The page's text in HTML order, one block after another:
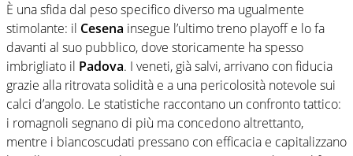
È una sfida dal peso specifico diverso ma ugualmente
stimolante: il Cesena insegue l’ultimo treno playoff e lo fa
davanti al suo pubblico, dove storicamente ha spesso
imbrigliato il Padova. I veneti, già salvi, arrivano con fiducia
grazie alla ritrovata solidità e a una pericolosità notevole sui
calci d’angolo. Le statistiche raccontano un confronto tattico:
i romagnoli segnano di più ma concedono altrettanto,
mentre i biancoscudati pressano con efficacia e capitalizzano